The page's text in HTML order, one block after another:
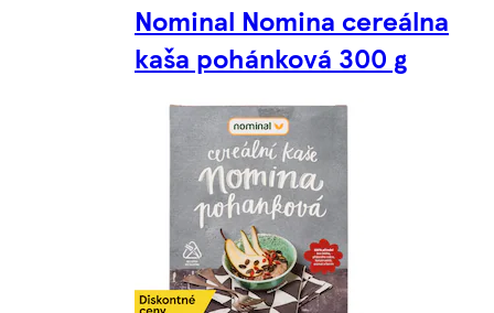
Nominal Nomina cereálna
kaša pohánková 300 g